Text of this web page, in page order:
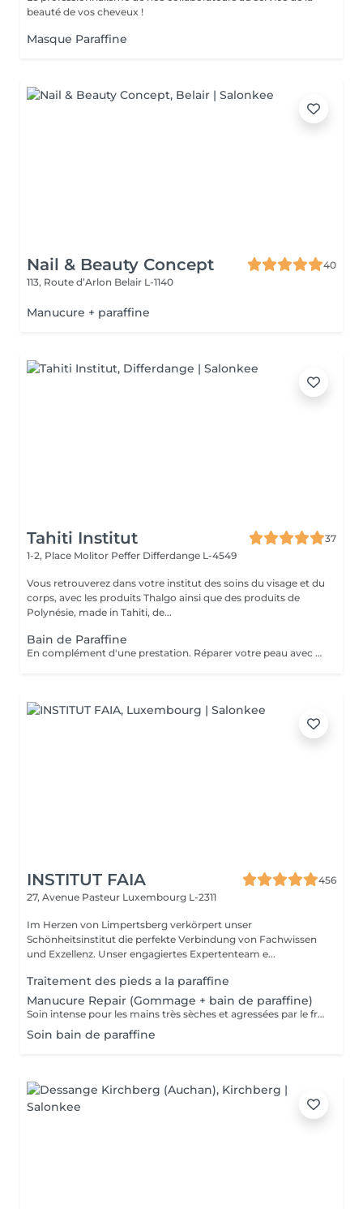
beauté de vos cheveux !
Masque Paraffine
Nail & Beauty Concept
40
113, Route d’Arlon Belair L-1140
Manucure + paraffine
Tahiti Institut
37
1-2, Place Molitor Peffer Differdange L-4549
Vous retrouverez dans votre institut des soins du visage et du
corps, avec les produits Thalgo ainsi que des produits de
Polynésie, made in Tahiti, de...
Bain de Paraffine
En complément d'une prestation. Réparer votre peau avec une agréable chaleur qui vous enveloppe.
INSTITUT FAIA
456
27, Avenue Pasteur Luxembourg L-2311
Im Herzen von Limpertsberg verkörpert unser
Schönheitsinstitut die perfekte Verbindung von Fachwissen
und Exzellenz. Unser engagiertes Expertenteam e...
Traitement des pieds a la paraffine
Manucure Repair (Gommage + bain de paraffine)
Soin intense pour les mains très sèches et agressées par le froid ou les produits. Comprend le limage des ongles, la pousse et la coupe des cuticules, gommage, masque à la paraffine de 10 minutes et massage avec une crème de soin. Application d'une base transparente si désirée.
Soin bain de paraffine